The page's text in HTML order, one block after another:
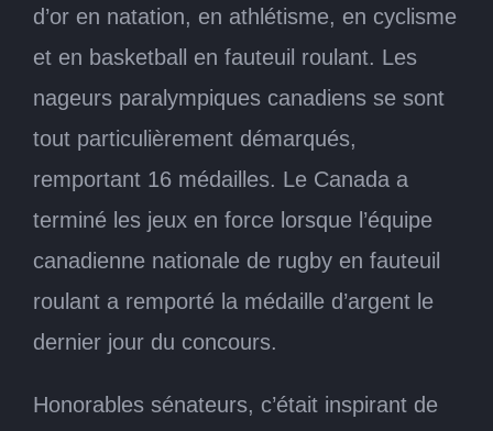
d’or en natation, en athlétisme, en cyclisme
et en basketball en fauteuil roulant. Les
nageurs paralympiques canadiens se sont
tout particulièrement démarqués,
remportant 16 médailles. Le Canada a
terminé les jeux en force lorsque l’équipe
canadienne nationale de rugby en fauteuil
roulant a remporté la médaille d’argent le
dernier jour du concours.
Honorables sénateurs, c’était inspirant de